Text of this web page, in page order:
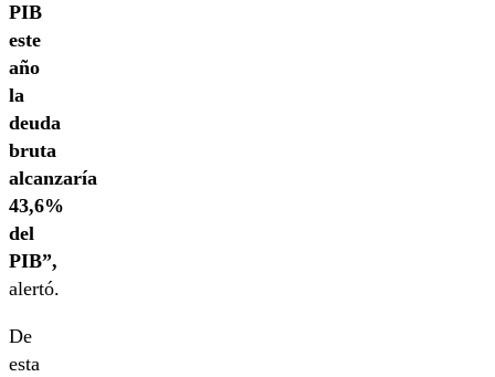
PIB
este
año
la
deuda
bruta
alcanzaría
43,6%
del
PIB”,
alertó.
De
esta